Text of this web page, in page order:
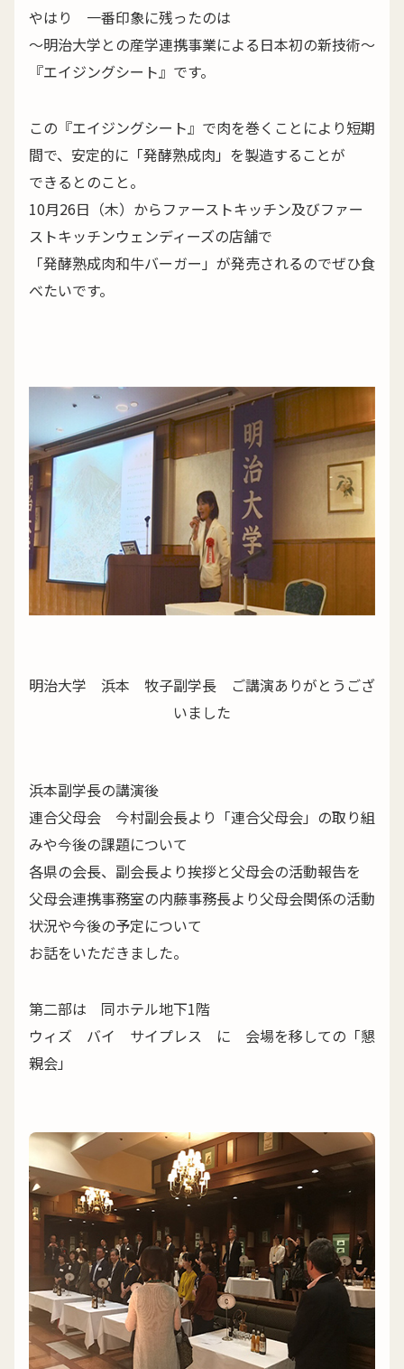
やはり 一番印象に残ったのは
～明治大学との産学連携事業による日本初の新技術～
『エイジングシート』です。
この『エイジングシート』で肉を巻くことにより短期
間で、安定的に「発酵熟成肉」を製造することが
できるとのこと。
10月26日（木）からファーストキッチン及びファー
ストキッチンウェンディーズの店舗で
「発酵熟成肉和牛バーガー」が発売されるのでぜひ食
べたいです。
明治大学 浜本 牧子副学長 ご講演ありがとうござ
いました
浜本副学長の講演後
連合父母会 今村副会長より「連合父母会」の取り組
みや今後の課題について
各県の会長、副会長より挨拶と父母会の活動報告を
父母会連携事務室の内藤事務長より父母会関係の活動
状況や今後の予定について
お話をいただきました。
第二部は 同ホテル地下1階
ウィズ バイ サイプレス に 会場を移しての「懇
親会」